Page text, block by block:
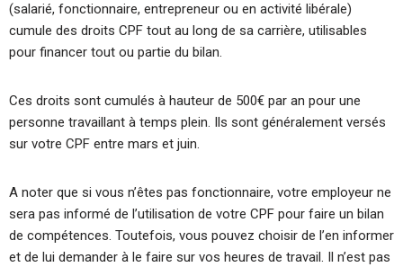
(salarié, fonctionnaire, entrepreneur ou en activité libérale)
cumule des droits CPF tout au long de sa carrière, utilisables
pour financer tout ou partie du bilan.
Ces droits sont cumulés à hauteur de 500€ par an pour une
personne travaillant à temps plein. Ils sont généralement versés
sur votre CPF entre mars et juin.
A noter que si vous n’êtes pas fonctionnaire, votre employeur ne
sera pas informé de l’utilisation de votre CPF pour faire un bilan
de compétences. Toutefois, vous pouvez choisir de l’en informer
et de lui demander à le faire sur vos heures de travail. Il n’est pas